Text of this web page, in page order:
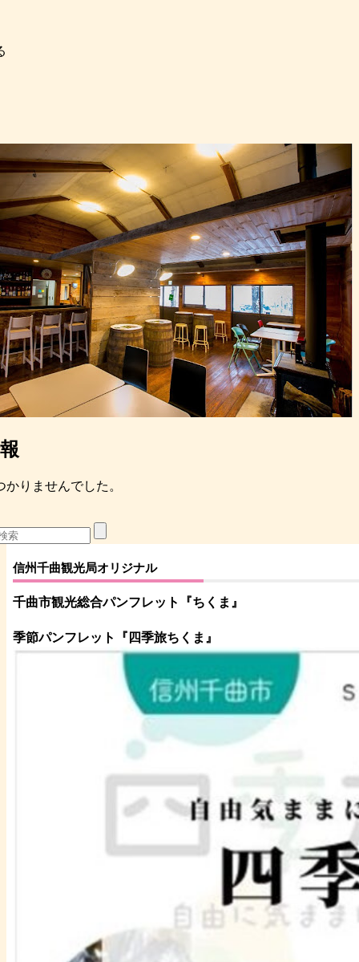
かりませんでした。
信州千曲観光局オリジナル
千曲市観光総合パンフレット 『ちくま 』
季節パンフレット『四季旅ちくま』